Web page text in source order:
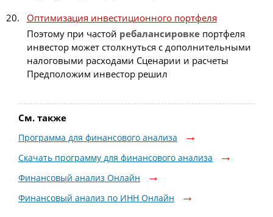
Оптимизация инвестиционного портфеля
Поэтому при частой ребалансировкепортфеля
инвестор может столкнуться с дополнительными
налоговыми расходами Сценарии и расчеты
Предположим инвестор решил
См. также
Программа для финансового анализа
Скачать программу для финансового анализа
Финансовый анализ Онлайн
Финансовый анализ по ИНН Онлайн